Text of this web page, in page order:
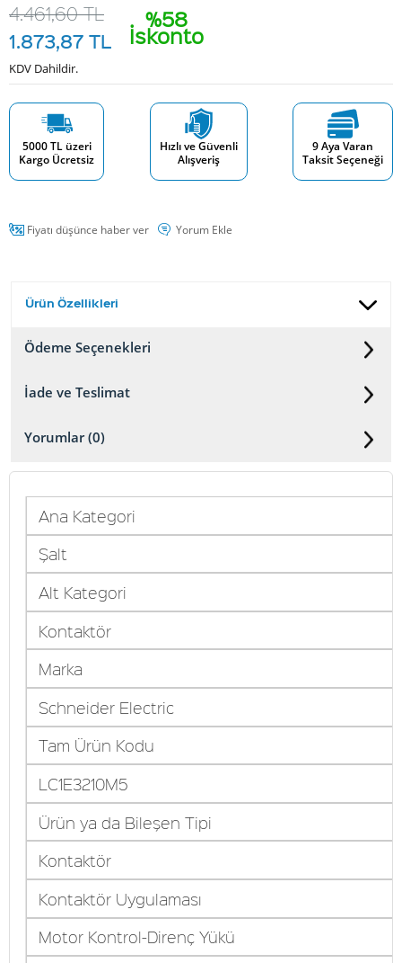
%58
İskonto
4.461,60TL
1.873,87 TL
KDV Dahildir.
5000 TL üzeri
Kargo Ücretsiz
Hızlı ve Güvenli
Alışveriş
9 Aya Varan
Taksit Seçeneği
Fiyatı düşünce haber ver Yorum Ekle
Ürün Özellikleri
Ödeme Seçenekleri
İade ve Teslimat
Yorumlar (0)
Ana Kategori
Şalt
Alt Kategori
Kontaktör
Marka
Schneider Electric
Tam Ürün Kodu
LC1E3210M5
Ürün ya da Bileşen Tipi
Kontaktör
Kontaktör Uygulaması
Motor Kontrol-Direnç Yükü